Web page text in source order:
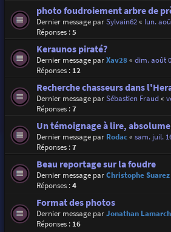
photo foudroiement arbre de
Dernier message parSylvain62« lun.
Réponses :5
Keraunos piraté?
Dernier message parXav28« dim. août
Réponses : 12
Recherche chasseurs dans
Dernier message parSébastien Fraud«
Réponses :7
Un témoignage à lire,
Dernier message par Rodac« sam. juil.
Réponses :7
Beau reportage sur la foudre
Dernier message parChristophe Suarez
Réponses :4
Format des photos
Dernier message parJonathan
Réponses : 16